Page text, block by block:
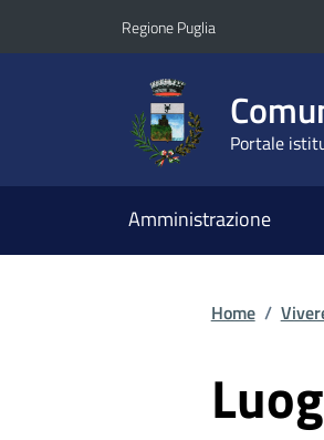
Regione Puglia
Portale
Amministrazione
Home /